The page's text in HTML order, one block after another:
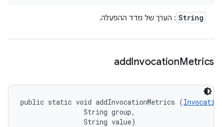
String : הערך של מדד ההפעלה.
addInvocationMetrics
public static void addInvocationMetrics (
                String group,
                String value)